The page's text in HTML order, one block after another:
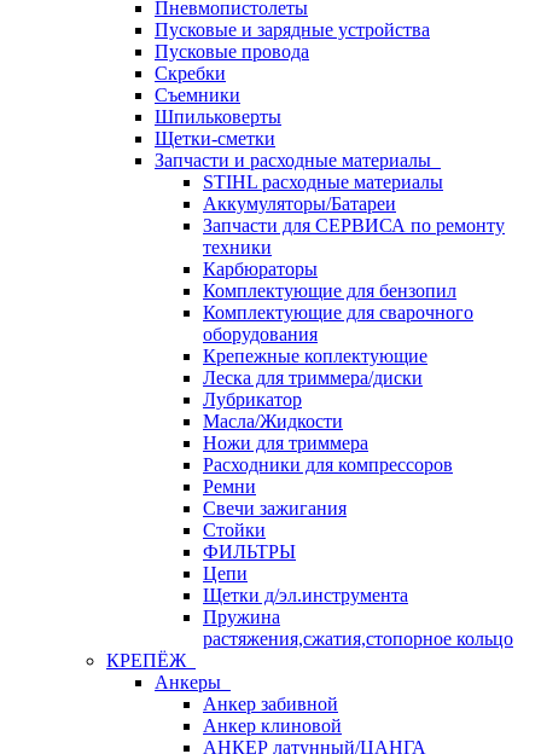
Пневмопистолеты
Пусковые и зарядные устройства
Пусковые провода
Скребки
Съемники
Шпильковерты
Щетки-сметки
Запчасти и расходные материалы
STIHL расходные материалы
Аккумуляторы/Батареи
Запчасти для СЕРВИСА по ремонту
техники
Карбюраторы
Комплектующие для бензопил
Комплектующие для сварочного
оборудования
Крепежные коплектующие
Леска для триммера/диски
Лубрикатор
Масла/Жидкости
Ножи для триммера
Расходники для компрессоров
Ремни
Свечи зажигания
Стойки
ФИЛЬТРЫ
Цепи
Щетки д/эл.инструмента
Пружина
растяжения,сжатия,стопорное кольцо
КРЕПЁЖ
Анкеры
Анкер забивной
Анкер клиновой
АНКЕР латунный/ЦАНГА